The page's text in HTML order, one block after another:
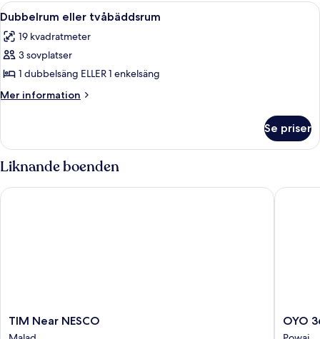
Öppna
alla
foton
för
Dubbelrum
eller
Ett hotellrum med en säng, två
15
Dubbelrum eller tvåbäddsrum
19 kvadratmeter
3 sovplatser
1 dubbelsäng ELLER 1 enkelsäng
Mer information
Mer
eller
tvåbäddsrum
Se priser
Liknande boenden
TIM
Near
TIM Near NESCO
TIM Near NESCO
OYO
361
OYO
OYO